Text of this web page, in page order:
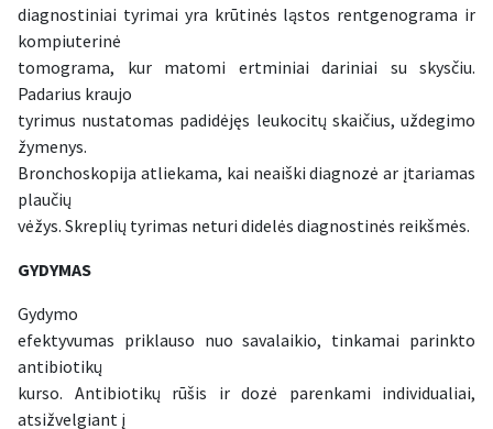
diagnostiniai tyrimai yra krūtinės ląstos rentgenograma ir
kompiuterinė
tomograma, kur matomi ertminiai dariniai su skysčiu.
Padarius kraujo
tyrimus nustatomas padidėjęs leukocitų skaičius, uždegimo
žymenys.
Bronchoskopija atliekama, kai neaiški diagnozė ar įtariamas
plaučių
vėžys. Skreplių tyrimas neturi didelės diagnostinės reikšmės.
GYDYMAS
Gydymo
efektyvumas priklauso nuo savalaikio, tinkamai parinkto
antibiotikų
kurso. Antibiotikų rūšis ir dozė parenkami individualiai,
atsižvelgiant į